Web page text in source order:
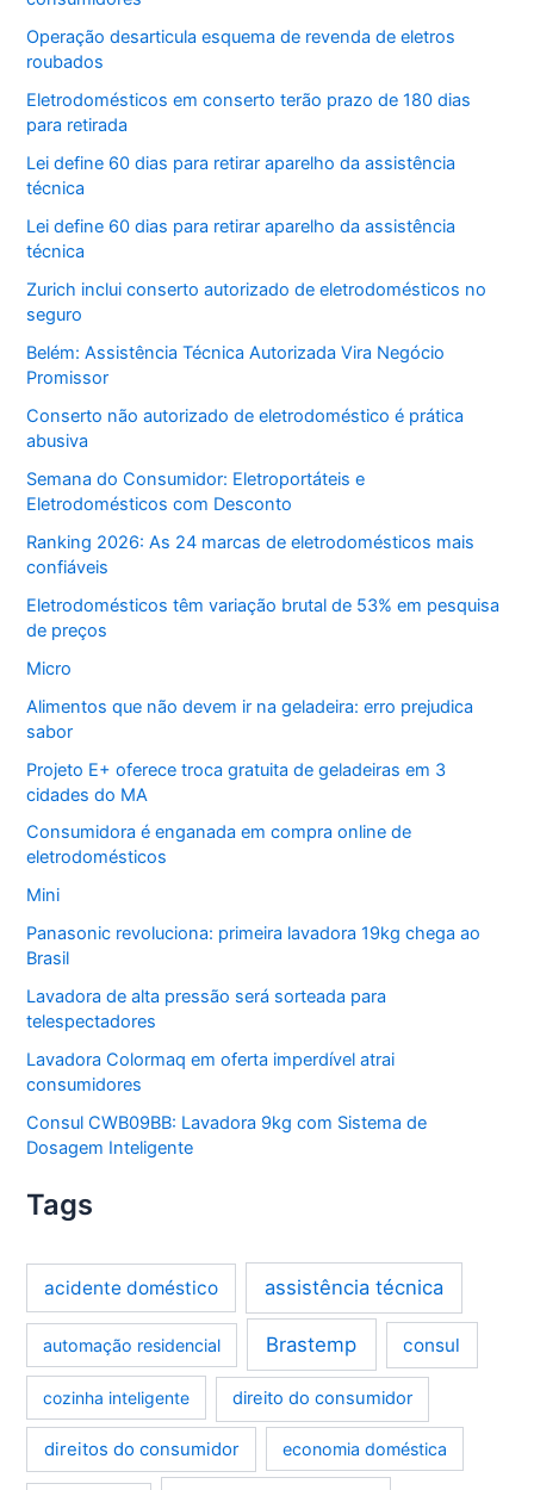
Operação desarticula esquema de revenda de eletros
roubados
Eletrodomésticos em conserto terão prazo de 180 dias
para retirada
Lei define 60 dias para retirar aparelho da assistência
técnica
Lei define 60 dias para retirar aparelho da assistência
técnica
Zurich inclui conserto autorizado de eletrodomésticos no
seguro
Belém: Assistência Técnica Autorizada Vira Negócio
Promissor
Conserto não autorizado de eletrodoméstico é prática
abusiva
Semana do Consumidor: Eletroportáteis e
Eletrodomésticos com Desconto
Ranking 2026: As 24 marcas de eletrodomésticos mais
confiáveis
Eletrodomésticos têm variação brutal de 53% em pesquisa
de preços
Micro
Alimentos que não devem ir na geladeira: erro prejudica
sabor
Projeto E+ oferece troca gratuita de geladeiras em 3
cidades do MA
Consumidora é enganada em compra online de
eletrodomésticos
Mini
Panasonic revoluciona: primeira lavadora 19kg chega ao
Brasil
Lavadora de alta pressão será sorteada para
telespectadores
Lavadora Colormaq em oferta imperdível atrai
consumidores
Consul CWB09BB: Lavadora 9kg com Sistema de
Dosagem Inteligente
Tags
acidente doméstico assistência técnica
automação residencial Brastemp consul
cozinha inteligente direito do consumidor
direitos do consumidor economia doméstica